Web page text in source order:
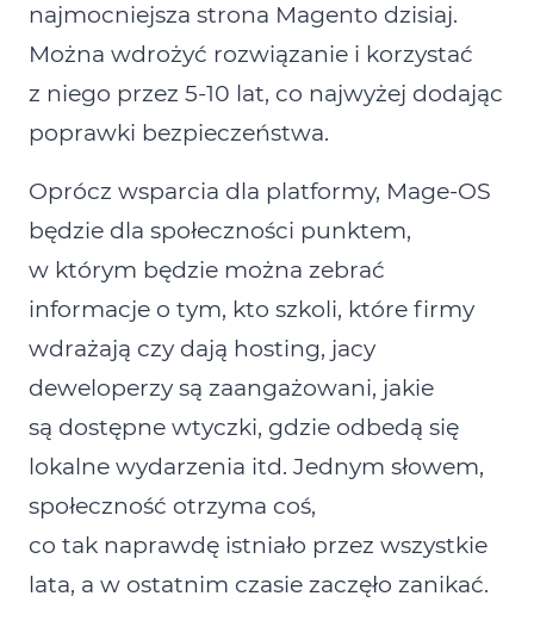
najmocniejsza strona Magento dzisiaj.
Można wdrożyć rozwiązanie i korzystać
z niego przez 5‑10 lat, co najwyżej dodając
poprawki bezpieczeństwa.
Oprócz wsparcia dla platformy, Mage‑OS
będzie dla społeczności punktem,
w którym będzie można zebrać
informacje o tym, kto szkoli, które firmy
wdrażają czy dają hosting, jacy
deweloperzy są zaangażowani, jakie
są dostępne wtyczki, gdzie odbedą się
lokalne wydarzenia itd. Jednym słowem,
społeczność otrzyma coś,
co tak naprawdę istniało przez wszystkie
lata, a w ostatnim czasie zaczęło zanikać.